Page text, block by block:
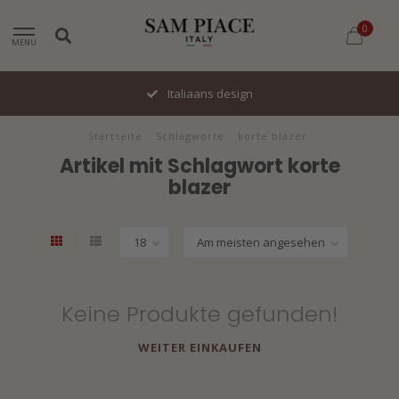
MENU
0
Italiaans design
Startseite Schlagworte korte blazer
Artikel mit Schlagwort korte
blazer
Keine Produkte gefunden!
WEITER EINKAUFEN